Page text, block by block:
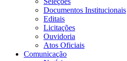
Documentos Institucionais
Editais
Licitações
Ouvidoria
Atos Oficiais
Comunicação